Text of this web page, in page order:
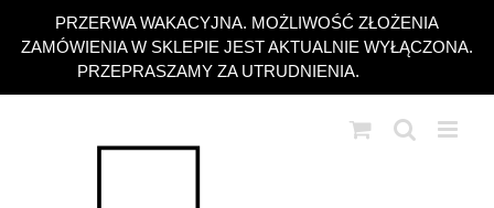
PRZERWA WAKACYJNA. MOŻLIWOŚĆ ZŁOŻENIA
ZAMÓWIENIA W SKLEPIE JEST AKTUALNIE WYŁĄCZONA.
PRZEPRASZAMY ZA UTRUDNIENIA.
zawartości